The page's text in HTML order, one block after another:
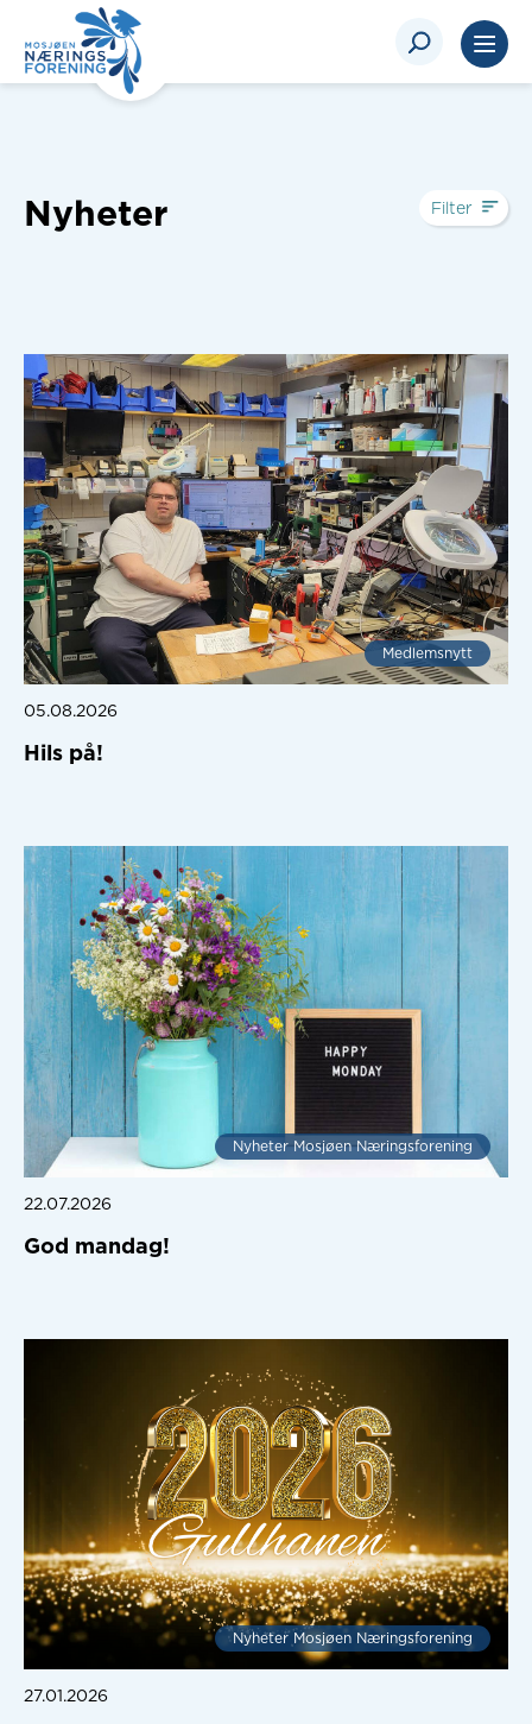
Nyheter Filter
Medlemsnytt
05.08.2026
Hils på!
Nyheter Mosjøen Næringsforening
22.07.2026
God mandag!
Nyheter Mosjøen Næringsforening
27.01.2026